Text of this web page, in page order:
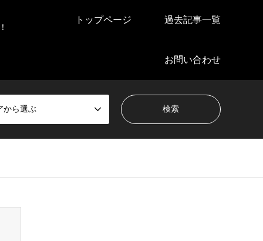
トップページ 過去記事一覧
お問い合わせ
から選ぶ